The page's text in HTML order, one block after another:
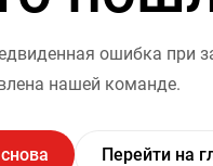
ошибка при
нашей команде.
Перейти на